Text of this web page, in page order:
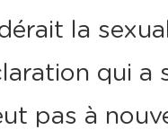
la
qui a
pas à